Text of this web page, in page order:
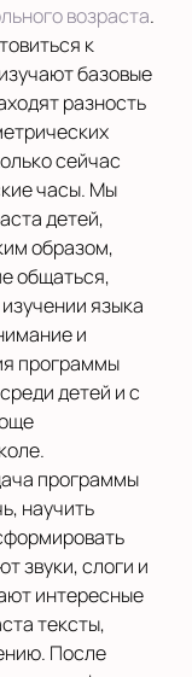
возраста.
к
базовые
разность
сейчас
часы. Мы
детей,
образом,
общаться,
языка
и
программы
детей и с
программы
научить
звуки, слоги и
интересные
тексты,
После